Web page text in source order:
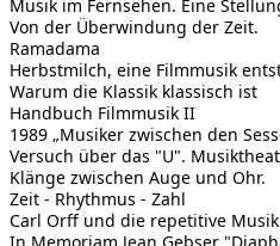
Musik im Fernsehen. Eine
Von der Überwindung der Zeit.
Ramadama
Herbstmilch, eine Filmmusik
Warum die Klassik klassisch ist
Handbuch Filmmusik II
1989 „Musiker zwischen den
Versuch über das "U".
Klänge zwischen Auge und Ohr.
Zeit - Rhythmus - Zahl
Carl Orff und die repetitive